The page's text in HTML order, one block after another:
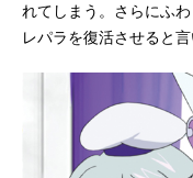
れてしまう。さらにふ
レパラを復活させると